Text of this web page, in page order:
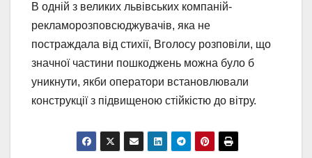
В одній з великих львівських компаній-
рекламорозповсюджувачів, яка не
постраждала від стихії, Вголосу розповіли, що
значної частини пошкоджень можна було б
уникнути, якби оператори встановлювали
конструкції з підвищеною стійкістю до вітру.